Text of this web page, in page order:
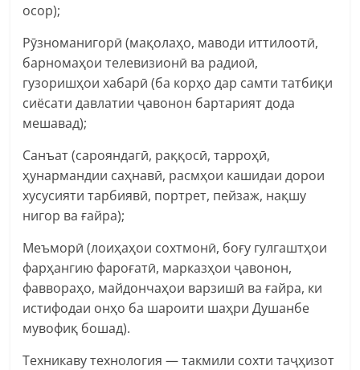
осор);
Рӯзноманигорӣ (мақолаҳо, маводи иттилоотӣ,
барномаҳои телевизионӣ ва радиоӣ,
гузоришҳои хабарӣ (ба корҳо дар самти татбиқи
сиёсати давлатии ҷавонон бартарият дода
мешавад);
Санъат (сарояндагӣ, раққосӣ, тарроҳӣ,
ҳунармандии саҳнавӣ, расмҳои кашидаи дорои
хусусияти тарбиявӣ, портрет, пейзаж, нақшу
нигор ва ғайра);
Меъморӣ (лоиҳаҳои сохтмонӣ, боғу гулгаштҳои
фарҳангию фароғатӣ, марказҳои ҷавонон,
фаввораҳо, майдончаҳои варзишӣ ва ғайра, ки
истифодаи онҳо ба шароити шаҳри Душанбе
мувофиқ бошад).
Техникаву технология — такмили сохти таҷҳизот